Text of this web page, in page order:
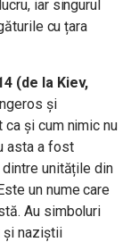
iar singurul
cu țara
(de la Kiev,
și
și cum nimic nu
asta a fost
unitățile din
un nume care
Au simboluri
și naziștii